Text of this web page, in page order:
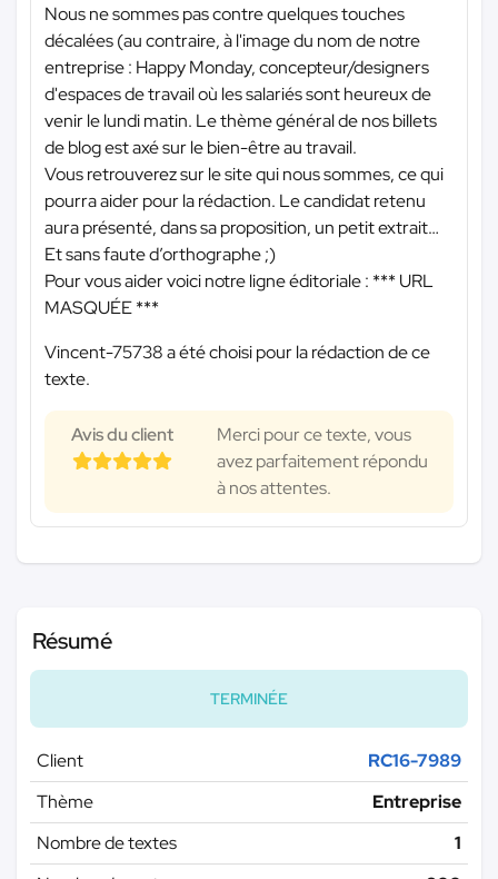
Nous ne sommes pas contre quelques touches
décalées (au contraire, à l'image du nom de notre
entreprise : Happy Monday, concepteur/designers
d'espaces de travail où les salariés sont heureux de
venir le lundi matin. Le thème général de nos billets
de blog est axé sur le bien-être au travail.
Vous retrouverez sur le site qui nous sommes, ce qui
pourra aider pour la rédaction. Le candidat retenu
aura présenté, dans sa proposition, un petit extrait…
Et sans faute d’orthographe ;)
Pour vous aider voici notre ligne éditoriale : *** URL
MASQUÉE ***
Vincent-75738 a été choisi pour la rédaction de ce
texte.
Avis du client
Merci pour ce texte, vous
avez parfaitement répondu
à nos attentes.
Résumé
TERMINÉE
Client
RC16-7989
Thème
Entreprise
Nombre de textes
1